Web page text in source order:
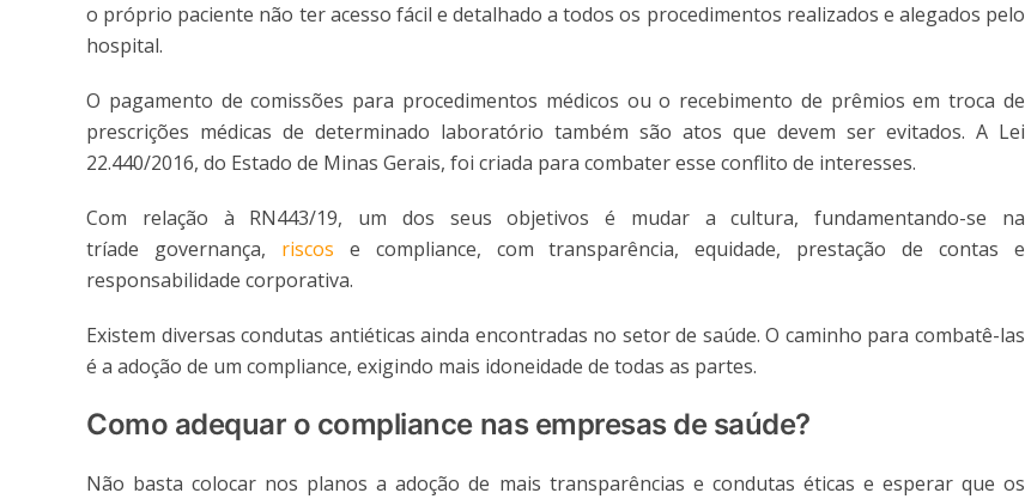
o próprio paciente não ter acesso fácil e detalhado a todos os procedimentos realizados e alegados pelo
hospital.
O pagamento de comissões para procedimentos médicos ou o recebimento de prêmios em troca de
prescrições médicas de determinado laboratório também são atos que devem ser evitados. A Lei
22.440/2016, do Estado de Minas Gerais, foi criada para combater esse conflito de interesses.
Com relação à RN443/19, um dos seus objetivos é mudar a cultura, fundamentando-se na
tríade governança, riscos e compliance, com transparência, equidade, prestação de contas e
responsabilidade corporativa.
Existem diversas condutas antiéticas ainda encontradas no setor de saúde. O caminho para combatê-las
é a adoção de um compliance, exigindo mais idoneidade de todas as partes.
Como adequar o compliance nas empresas de saúde?
Não basta colocar nos planos a adoção de mais transparências e condutas éticas e esperar que os